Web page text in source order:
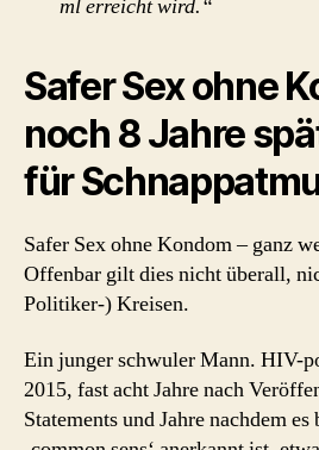
ml erreicht wird.“
Safer Sex ohne
noch 8 Jahre
für
Safer Sex ohne Kondom – ganz
Offenbar gilt dies nicht überall,
Politiker-) Kreisen.
Ein junger schwuler Mann. HIV-
2015, fast acht Jahre nach
Statements und Jahre nachdem